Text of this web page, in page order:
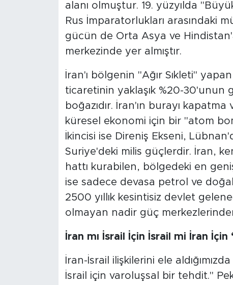
alanı olmuştur. 19. yüzyılda
Rus İmparatorlukları arasındaki
gücün de Orta Asya ve
merkezinde yer almıştır.
İran'ı bölgenin "Ağır Sıkleti"
ticaretinin yaklaşık %20-30'unun
boğazıdır. İran'ın burayı
küresel ekonomi için bir "atom
İkincisi ise Direniş Ekseni,
Suriye'deki milis güçlerdir. İran,
hattı kurabilen, bölgedeki en
ise sadece devasa petrol ve
2500 yıllık kesintisiz devlet
olmayan nadir güç
İran mı İsrail İçin İsrail mi İran
İran-İsrail ilişkilerini ele
İsrail için varoluşsal bir tehdit."